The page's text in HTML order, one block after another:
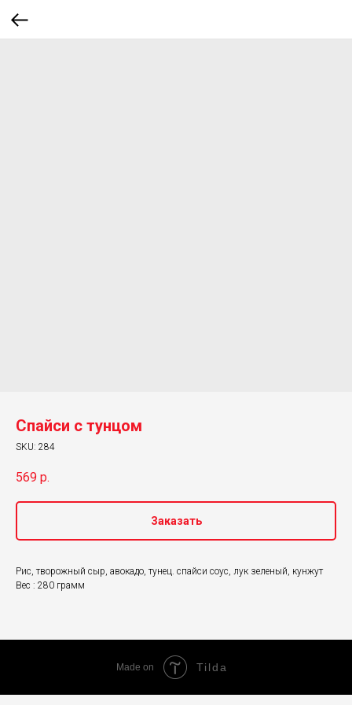
Спайси с тунцом
SKU: 284
569 р.
Заказать
Рис, творожный сыр, авокадо, тунец. спайси соус, лук зеленый, кунжут
Вес : 280 грамм
Made on Tilda